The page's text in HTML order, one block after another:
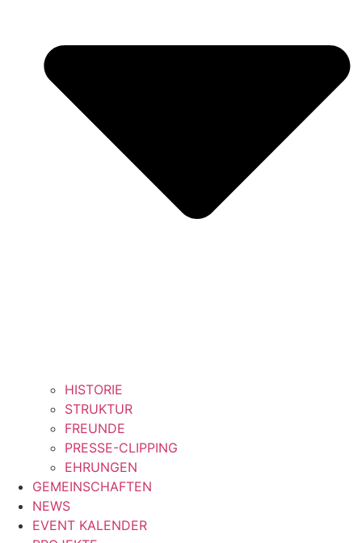
HISTORIE
STRUKTUR
FREUNDE
PRESSE-CLIPPING
EHRUNGEN
GEMEINSCHAFTEN
NEWS
EVENT KALENDER